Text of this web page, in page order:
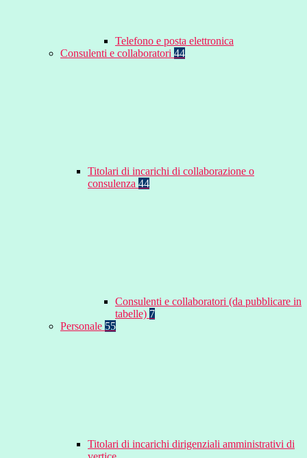
Telefono e posta elettronica
Consulenti e collaboratori 44
Titolari di incarichi di collaborazione o
consulenza 44
Consulenti e collaboratori (da pubblicare in
tabelle) 7
Personale 55
Titolari di incarichi dirigenziali amministrativi di